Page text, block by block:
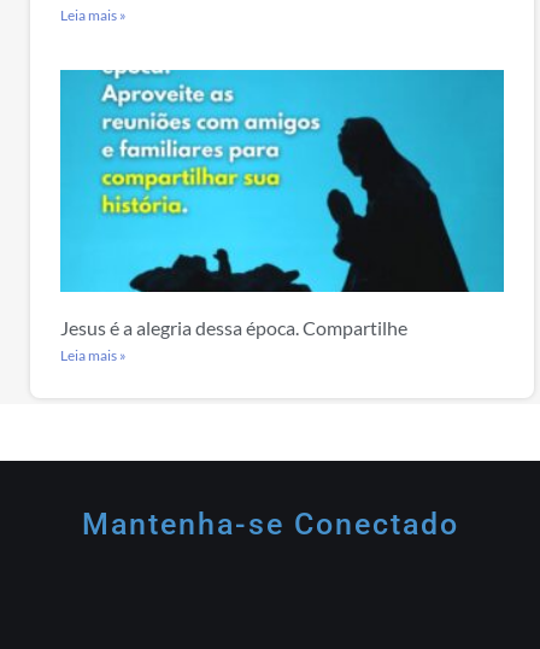
Leia mais »
Jesus é a alegria dessa época. Compartilhe
Leia mais »
Mantenha-se Conectado